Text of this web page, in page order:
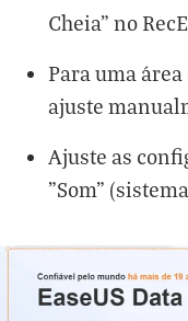
Cheia" no
Para uma
ajuste
Ajuste as
"Som"